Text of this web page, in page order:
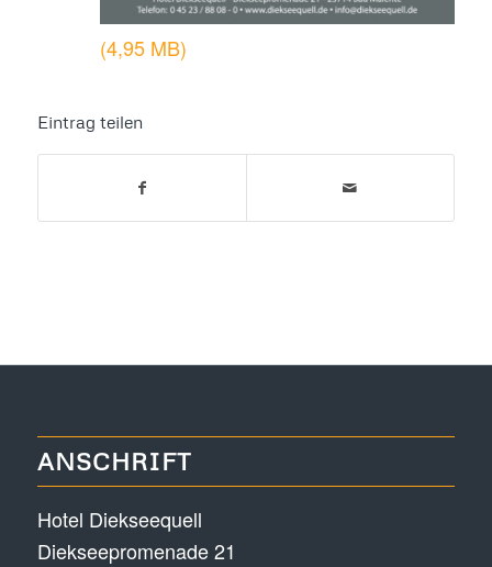
Eintrag teilen
ANSCHRIFT
Hotel Diekseequell
Diekseepromenade 21